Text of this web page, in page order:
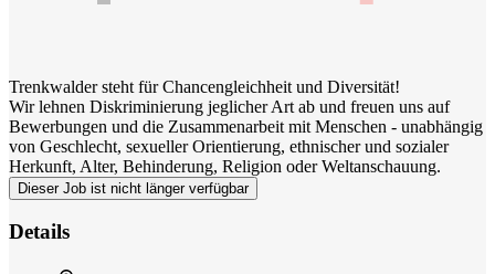
Trenkwalder steht für Chancengleichheit und Diversität!
Wir lehnen Diskriminierung jeglicher Art ab und freuen uns auf
Bewerbungen und die Zusammenarbeit mit Menschen - unabhängig
von Geschlecht, sexueller Orientierung, ethnischer und sozialer
Herkunft, Alter, Behinderung, Religion oder Weltanschauung.
Dieser Job ist nicht länger verfügbar
Details